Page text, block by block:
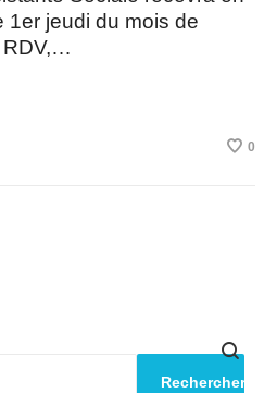
1er jeudi du mois de
RDV,…
0
Rechercher